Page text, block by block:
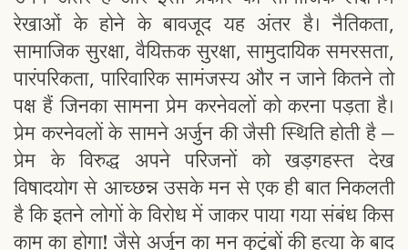
रेखाओं के होने के बावजूद यह अंतर है। नैतिकता,
सामाजिक सुरक्षा, वैयिक्तक सुरक्षा, सामुदायिक समरसता,
पारंपरिकता, पारिवारिक सामंजस्य और न जाने कितने तो
पक्ष हैं जिनका सामना प्रेम करनेवलों को करना पड़ता है।
प्रेम करनेवलों के सामने अर्जुन की जैसी स्थिति होती है –
प्रेम के विरुद्ध अपने परिजनों को खड़गहस्त देख
विषादयोग से आच्छन्न उसके मन से एक ही बात निकलती
है कि इतने लोगों के विरोध में जाकर पाया गया संबंध किस
काम का होगा! जैसे अर्जुन का मन कुटुंबों की हत्या के बाद